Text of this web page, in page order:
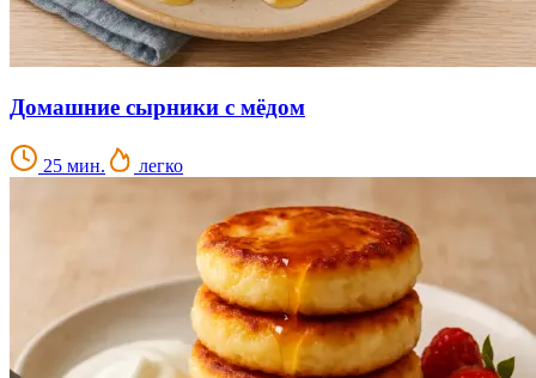
Домашние сырники с мёдом
25 мин. легко